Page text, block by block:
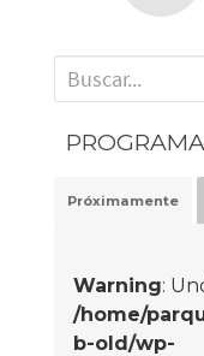
' . __('Search
Próximamente
Warning:
/home/
b-old/wp-